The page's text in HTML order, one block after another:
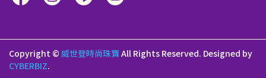
Copyright © 威世登時尚珠寶 All Rights Reserved. Designed by
CYBERBIZ.